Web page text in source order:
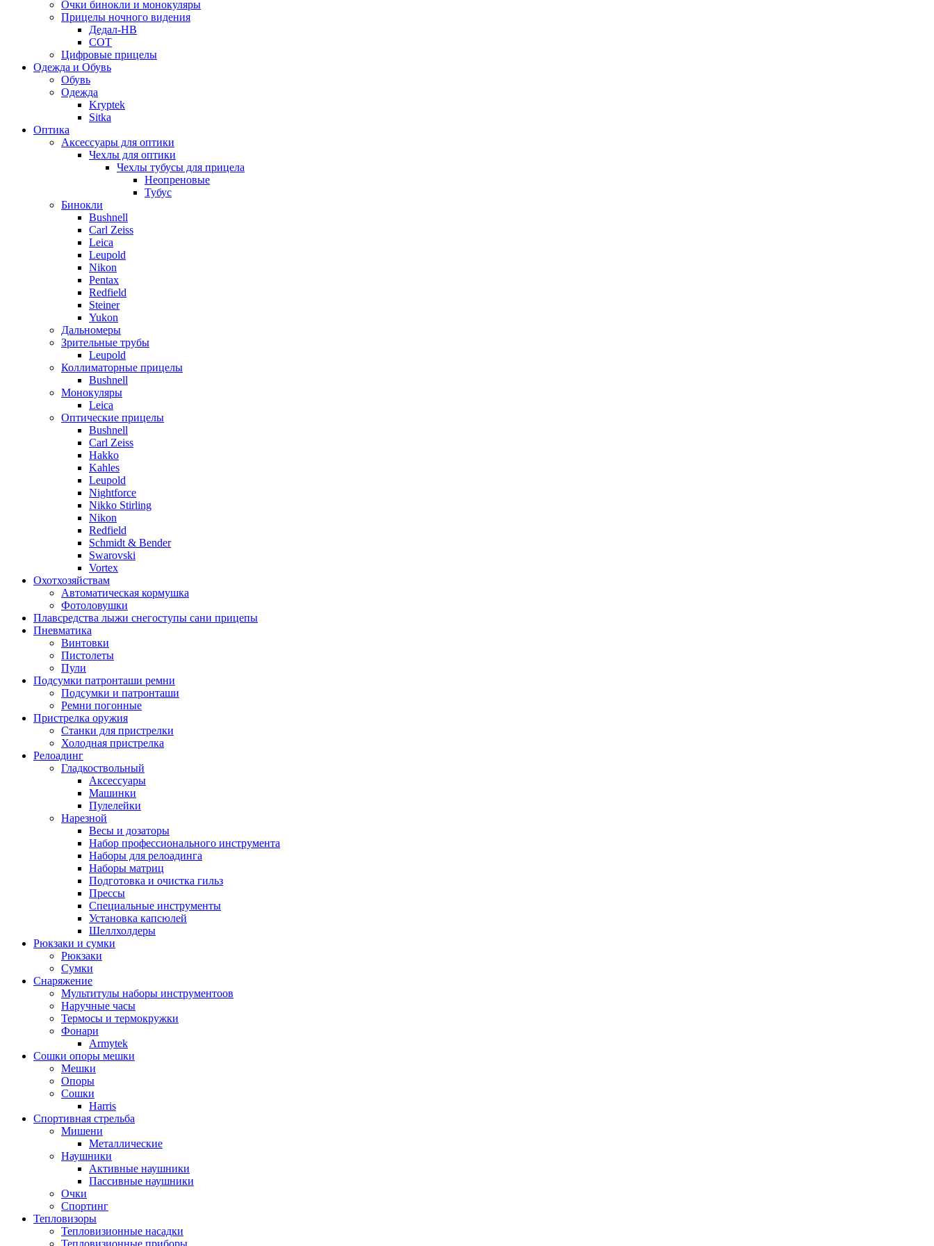
Очки бинокли и монокуляры
Прицелы ночного видения
Дедал-НВ
СОТ
Цифровые прицелы
Одежда и Обувь
Обувь
Одежда
Kryptek
Sitka
Оптика
Аксессуары для оптики
Чехлы для оптики
Чехлы тубусы для прицела
Неопреновые
Тубус
Бинокли
Bushnell
Carl Zeiss
Leica
Leupold
Nikon
Pentax
Redfield
Steiner
Yukon
Дальномеры
Зрительные трубы
Leupold
Коллиматорные прицелы
Bushnell
Монокуляры
Leica
Оптические прицелы
Bushnell
Carl Zeiss
Hakko
Kahles
Leupold
Nightforce
Nikko Stirling
Nikon
Redfield
Schmidt & Bender
Swarovski
Vortex
Охотхозяйствам
Автоматическая кормушка
Фотоловушки
Плавсредства лыжи снегоступы сани прицепы
Пневматика
Винтовки
Пистолеты
Пули
Подсумки патронташи ремни
Подсумки и патронташи
Ремни погонные
Пристрелка оружия
Станки для пристрелки
Холодная пристрелка
Релоадинг
Гладкоствольный
Аксессуары
Машинки
Пулелейки
Нарезной
Весы и дозаторы
Набор профессионального инструмента
Наборы для релоадинга
Наборы матриц
Подготовка и очистка гильз
Прессы
Специальные инструменты
Установка капсюлей
Шеллхолдеры
Рюкзаки и сумки
Рюкзаки
Сумки
Снаряжение
Мультитулы наборы инструментоов
Наручные часы
Термосы и термокружки
Фонари
Armytek
Сошки опоры мешки
Мешки
Опоры
Сошки
Harris
Спортивная стрельба
Мишени
Металлические
Наушники
Активные наушники
Пассивные наушники
Очки
Спортинг
Тепловизоры
Тепловизионные насадки
Тепловизионные приборы